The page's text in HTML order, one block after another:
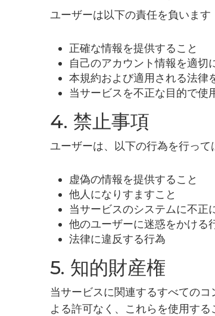
ユーザーは以下の責任を負います
正確な情報を提供すること
自己のアカウント情報を適切
本規約および適用される法律
当サービスを不正な目的で使
4. 禁止事項
ユーザーは、以下の行為を行って
虚偽の情報を提供すること
他人になりすますこと
当サービスのシステムに不正
他のユーザーに迷惑をかける
法律に違反する行為
5. 知的財産権
当サービスに関連するすべての
よる許可なく、これらを使用する